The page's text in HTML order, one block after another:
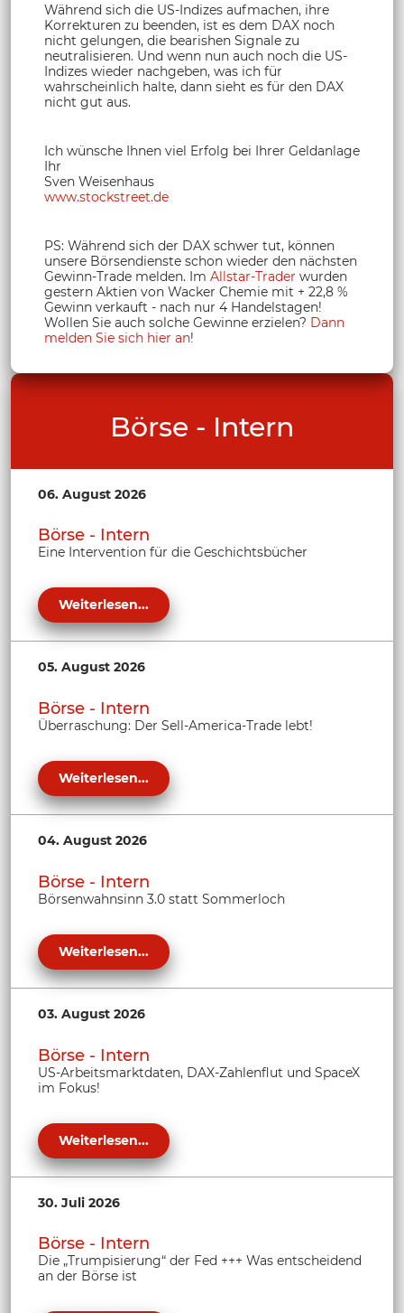
Während sich die US-Indizes aufmachen, ihre
Korrekturen zu beenden, ist es dem DAX noch
nicht gelungen, die bearishen Signale zu
neutralisieren. Und wenn nun auch noch die US-
Indizes wieder nachgeben, was ich für
wahrscheinlich halte, dann sieht es für den DAX
nicht gut aus.
Ich wünsche Ihnen viel Erfolg bei Ihrer Geldanlage
Ihr
Sven Weisenhaus
www.stockstreet.de
PS: Während sich der DAX schwer tut, können
unsere Börsendienste schon wieder den nächsten
Gewinn-Trade melden. Im Allstar-Trader wurden
gestern Aktien von Wacker Chemie mit + 22,8 %
Gewinn verkauft - nach nur 4 Handelstagen!
Wollen Sie auch solche Gewinne erzielen? Dann
melden Sie sich hier an!
Börse - Intern
06. August 2026
Börse - Intern
Eine Intervention für die Geschichtsbücher
Weiterlesen...
05. August 2026
Börse - Intern
Überraschung: Der Sell-America-Trade lebt!
Weiterlesen...
04. August 2026
Börse - Intern
Börsenwahnsinn 3.0 statt Sommerloch
Weiterlesen...
03. August 2026
Börse - Intern
US-Arbeitsmarktdaten, DAX-Zahlenflut und SpaceX
im Fokus!
Weiterlesen...
30. Juli 2026
Börse - Intern
Die „Trumpisierung“ der Fed +++ Was entscheidend
an der Börse ist